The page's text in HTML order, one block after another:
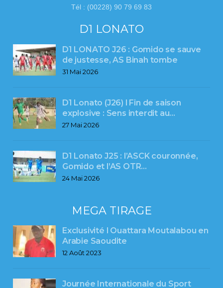
Tél : (00228) 90 79 69 83
D1 LONATO
D1 LONATO J26 : Gomido se sauve
de justesse, AS Binah tombe
31 Mai 2026
D1 Lonato (J26) l Fin de saison
explosive : Sens interdit au…
27 Mai 2026
D1 Lonato J25 : l’ASCK couronnée,
Gomido et l’AS OTR…
24 Mai 2026
MEGA TIRAGE
Exclusivité l Ouattara Moutalabou en
Arabie Saoudite
12 Août 2023
Journée Internationale du Sport